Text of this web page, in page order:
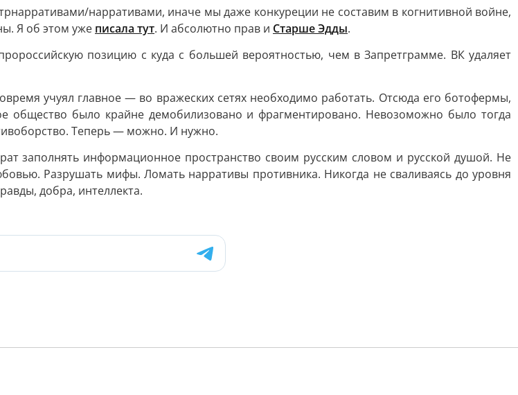
нарративами, иначе мы даже конкуреции не составим в когнитивной войне,
Я об этом уже писала тут. И абсолютно прав и Старше Эдды.
позицию с куда с большей вероятностью, чем в Запретграмме. ВК удаляет
учуял главное — во вражеских сетях необходимо работать. Отсюда его ботофермы,
общество было крайне демобилизовано и фрагментировано. Невозоможно было тогда
Теперь — можно. И нужно.
заполнять информационное пространство своим русским словом и русской душой. Не
Разрушать мифы. Ломать нарративы противника. Никогда не сваливаясь до уровня
добра, интеллекта.